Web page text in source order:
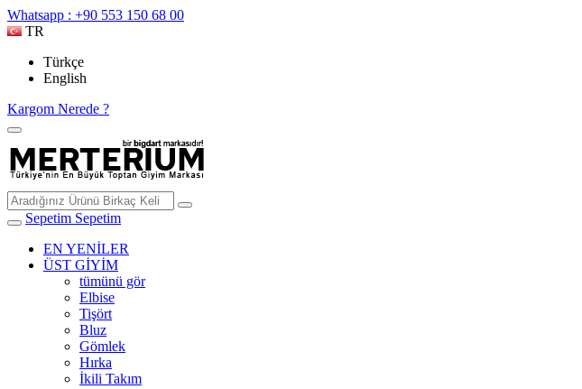
Whatsapp : +90 553 150 68 00
TR
Türkçe
English
Kargom Nerede ?
Sepetim Sepetim
EN YENİLER
ÜST GİYİM
tümünü gör
Elbise
Tişört
Bluz
Gömlek
Hırka
İkili Takım